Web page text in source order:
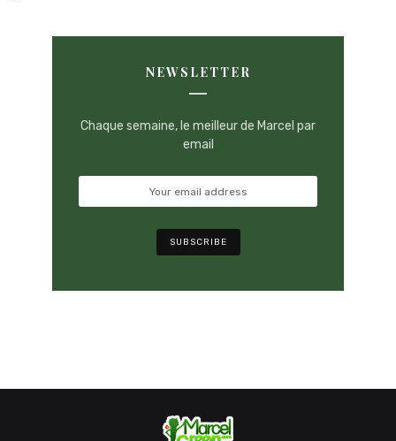
NEWSLETTER
Chaque semaine, le meilleur de Marcel par
email